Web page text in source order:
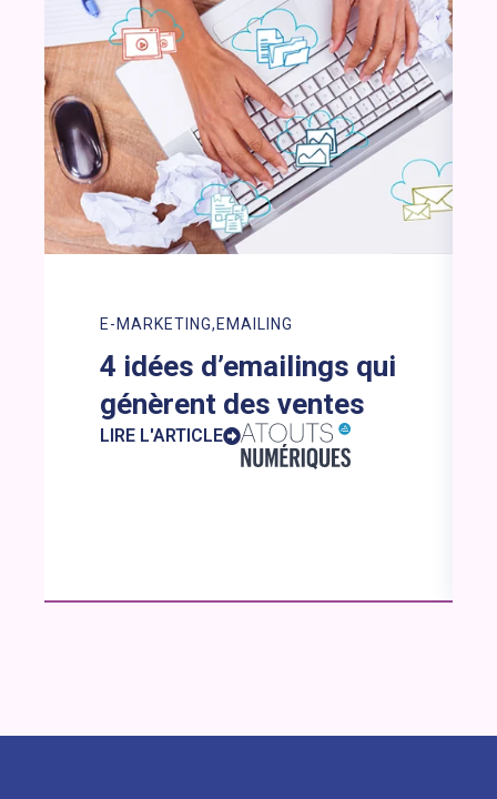
E-MARKETING EMAILING
4 idées d’emailings qui
génèrent des ventes
LIRE L'ARTICLE